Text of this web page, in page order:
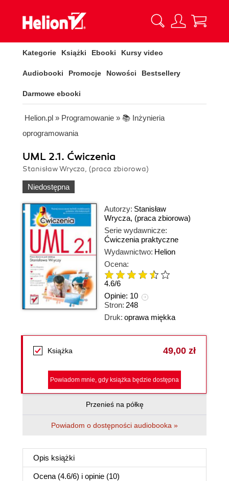
Kategorie Książki Ebooki Kursy video
Audiobooki Promocje Nowości Bestsellery
Darmowe ebooki
Helion.pl » Programowanie » 📚 Inżynieria
oprogramowania
UML 2.1. Ćwiczenia
Stanisław Wrycza, (praca zbiorowa)
Niedostępna
Autorzy: Stanisław
Wrycza, (praca zbiorowa)
Serie wydawnicze:
Ćwiczenia praktyczne
Wydawnictwo: Helion
Ocena:
4.6/6
Opinie: 10
Stron: 248
Druk: oprawa miękka
Książka 49,00 zł
Powiadom mnie, gdy książka będzie dostępna
Przenieś na półkę
Powiadom o dostępności audiobooka »
Opis książki
Ocena (4.6/6) i opinie (10)